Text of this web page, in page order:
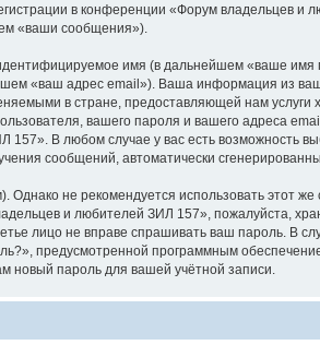
в конференции «Форум владельцев и
«ваши сообщения»).
имя (в дальнейшем «ваше
«ваш адрес email»). Ваша информация из
в стране, предоставляющей нам
вашего пароля и вашего адреса
В любом случае у вас есть возможность
сообщений, автоматически
не рекомендуется использовать этот же
и любителей ЗИЛ 157», пожалуйста,
лицо не вправе спрашивать ваш пароль. В
предусмотренной программным
новый пароль для вашей учётной записи.